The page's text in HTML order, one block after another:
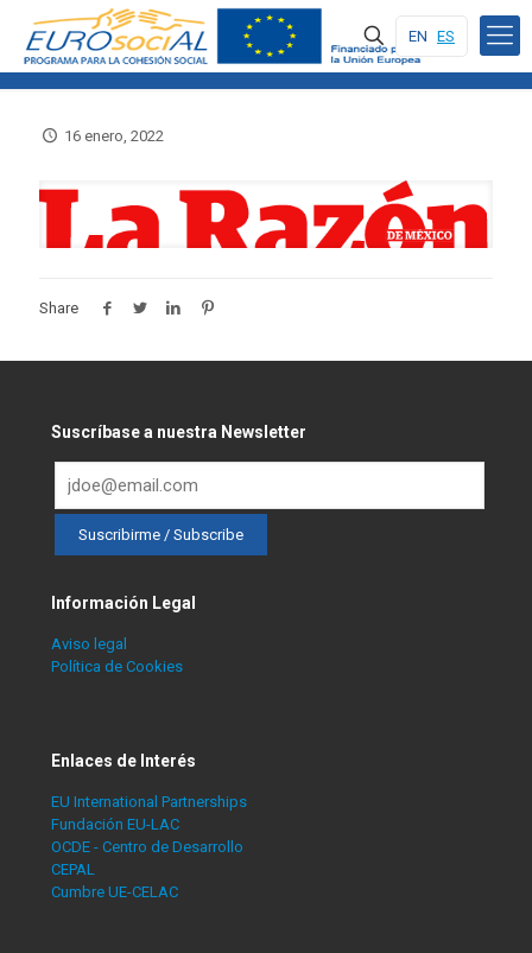
EN ES
16 enero, 2022
Share
Suscríbase a nuestra Newsletter
Información Legal
Aviso legal
Política de Cookies
Enlaces de Interés
EU International Partnerships
Fundación EU-LAC
OCDE - Centro de Desarrollo
CEPAL
Cumbre UE-CELAC